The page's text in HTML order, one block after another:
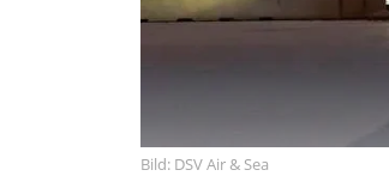
Bild: DSV Air & Sea